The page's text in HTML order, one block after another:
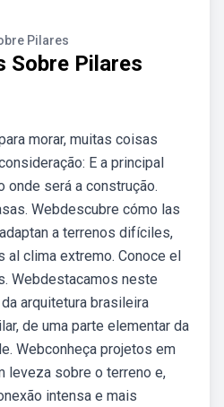
Pilares
Sobre Pilares
morar, muitas coisas
E a principal
onde será a construção.
Webdescubre cómo las
a terrenos difíciles,
al clima extremo. Conoce el
Webdestacamos neste
arquitetura brasileira
de uma parte elementar da
Webconheça projetos em
leveza sobre o terreno e,
intensa e mais